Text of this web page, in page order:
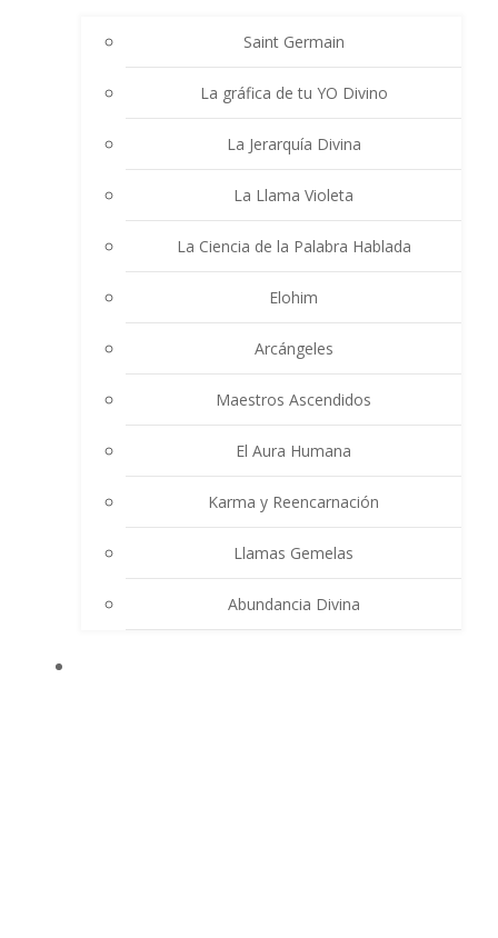
Saint Germain
La gráfica de tu YO Divino
La Jerarquía Divina
La Llama Violeta
La Ciencia de la Palabra Hablada
Elohim
Arcángeles
Maestros Ascendidos
El Aura Humana
Karma y Reencarnación
Llamas Gemelas
Abundancia Divina